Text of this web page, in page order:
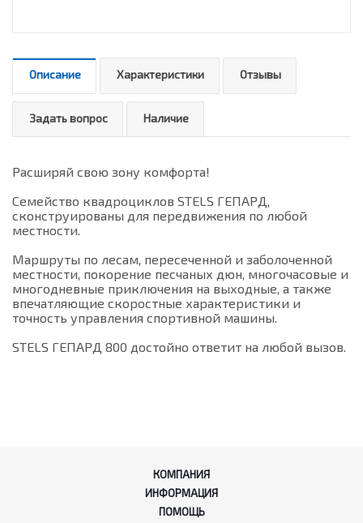
Описание Характеристики Отзывы
Задать вопрос Наличие
Расширяй свою зону комфорта!
Семейство квадроциклов STELS ГЕПАРД,
сконструированы для передвижения по любой
местности.
Маршруты по лесам, пересеченной и заболоченной
местности, покорение песчаных дюн, многочасовые и
многодневные приключения на выходные, а также
впечатляющие скоростные характеристики и
точность управления спортивной машины.
STELS ГЕПАРД 800 достойно ответит на любой вызов.
КОМПАНИЯ
ИНФОРМАЦИЯ
ПОМОЩЬ